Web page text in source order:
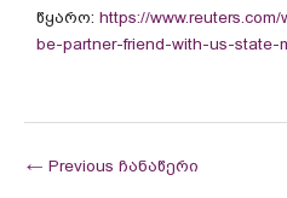
წყარო: https://
be-partner-friend-with-us-
← Previous ჩანაწერი